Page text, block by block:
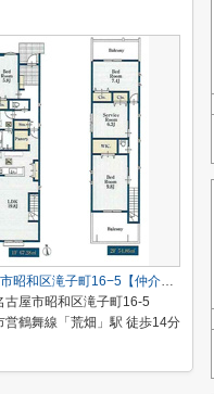
名古屋市昭和区滝子町16−5【仲介手数料無料】新築一戸建て 1号棟
古屋市昭和区滝子町16-5
営鶴舞線「荒畑」駅 徒歩14分